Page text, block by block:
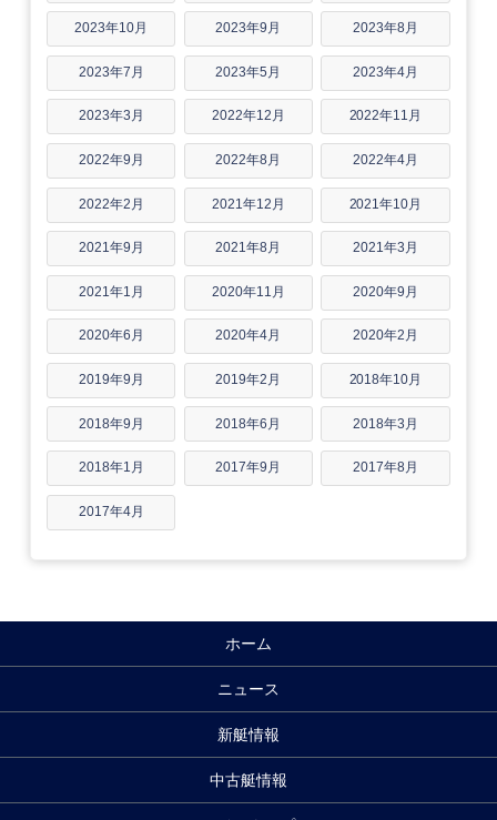
2023年10月 2023年9月 2023年8月
2023年7月 2023年5月 2023年4月
2023年3月 2022年12月 2022年11月
2022年9月 2022年8月 2022年4月
2022年2月 2021年12月 2021年10月
2021年9月 2021年8月 2021年3月
2021年1月 2020年11月 2020年9月
2020年6月 2020年4月 2020年2月
2019年9月 2019年2月 2018年10月
2018年9月 2018年6月 2018年3月
2018年1月 2017年9月 2017年8月
2017年4月
ホーム
ニュース
新艇情報
中古艇情報